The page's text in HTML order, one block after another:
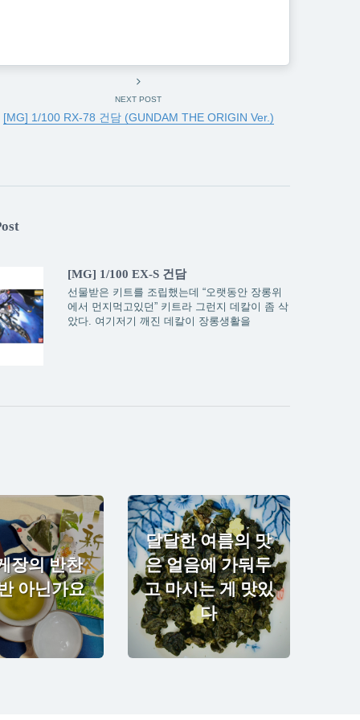
NEXT POST
[MG] 1/100 RX-78 건담 (GUNDAM THE ORIGIN Ver.)
[MG] 1/100 EX-S 건담
선물받은 키트를 조립했는데 “오랫동안 장롱위
에서 먼지먹고있던” 키트라 그런지 데칼이 좀 삭
았다. 여기저기 깨진 데칼이 장롱생활을
장의 반찬
아닌가요
달달한 여름의 맛
은 얼음에 가둬두
고 마시는 게 맛있
다